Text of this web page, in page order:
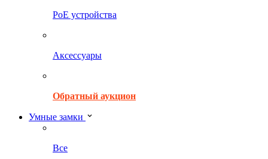
PoE устройства
Аксессуары
Обратный аукцион
Умные замки
Все